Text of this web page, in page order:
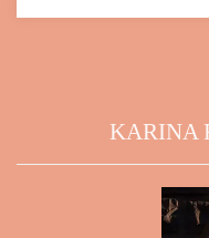
KARINA